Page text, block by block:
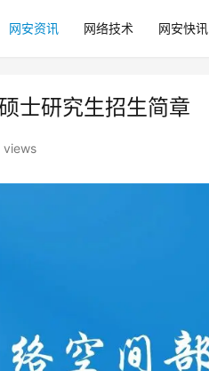
网安资讯 网络技术 网安快讯
士研究生招生简章
views